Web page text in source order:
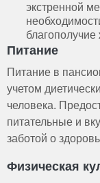
экстренной
благополучие
Питание
Питание в
учетом
человека.
питательные и
заботой о
Физическая